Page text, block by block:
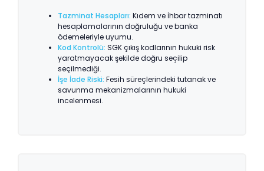
Tazminat Hesapları: Kıdem ve İhbar tazminatı
hesaplamalarının doğruluğu ve banka
ödemeleriyle uyumu.
Kod Kontrolü: SGK çıkış kodlarının hukuki risk
yaratmayacak şekilde doğru seçilip
seçilmediği.
İşe İade Riski: Fesih süreçlerindeki tutanak ve
savunma mekanizmalarının hukuki
incelenmesi.